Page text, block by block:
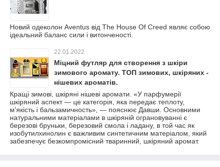
Новий одеколон Aventus від The House Of Creed являє собою
ідеальний баланс сили і витонченості.
22.01.2022
Міцний футляр для створення з шкіри
зимового аромату. ТОП зимових, шкіряних -
нішевих ароматів.
Кращі зимові, шкіряні нішеві аромати. «У парфумерії
шкіряний аспект — це категорія, яка передає теплоту,
м'якість і бальзамичность», — пояснює Давши. Основними
натуральними матеріалами в шкіряній ограновуванні є
березові бруньки, березовий смола і ладану, в той час як
изобутилхинолин є важливим синтетичним матеріалом, який
забезпечує безкомпромісний тваринний, шкіряний аромат.